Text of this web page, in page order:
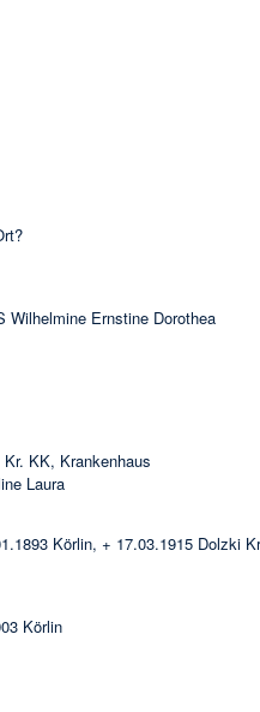
Wilhelmine Ernstine Dorothea
KK, Krankenhaus
Laura
Körlin, + 17.03.1915 Dolzki
Körlin